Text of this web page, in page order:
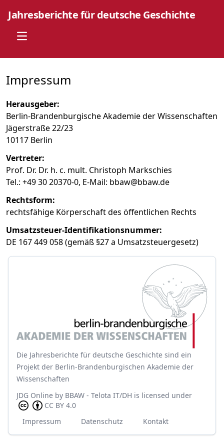
Jahresberichte für deutsche Geschichte
Open main menu
Impressum
Herausgeber:
Berlin-Brandenburgische Akademie der Wissenschaften
Jägerstraße 22/23
10117 Berlin
Vertreter:
Prof. Dr. Dr. h. c. mult. Christoph Markschies
Tel.: +49 30 20370-0, E-Mail: bbaw@bbaw.de
Rechtsform:
rechtsfähige Körperschaft des öffentlichen Rechts
Umsatzsteuer-Identifikationsnummer:
DE 167 449 058 (gemäß §27 a Umsatzsteuergesetz)
Die Jahresberichte für deutsche Geschichte sind ein
Projekt der Berlin-Brandenburgischen Akademie der
Wissenschaften
JDG Online by BBAW - Telota IT/DH is licensed under
CC BY 4.0
Impressum
Datenschutz Kontakt